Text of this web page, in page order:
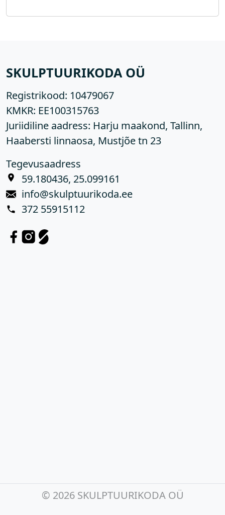
SKULPTUURIKODA OÜ
Registrikood: 10479067
KMKR: EE100315763
Juriidiline aadress: Harju maakond, Tallinn,
Haabersti linnaosa, Mustjõe tn 23
Tegevusaadress
59.180436, 25.099161
info@skulptuurikoda.ee
372 55915112
© 2026 SKULPTUURIKODA OÜ